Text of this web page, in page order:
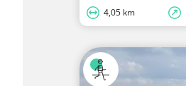
4,05 km